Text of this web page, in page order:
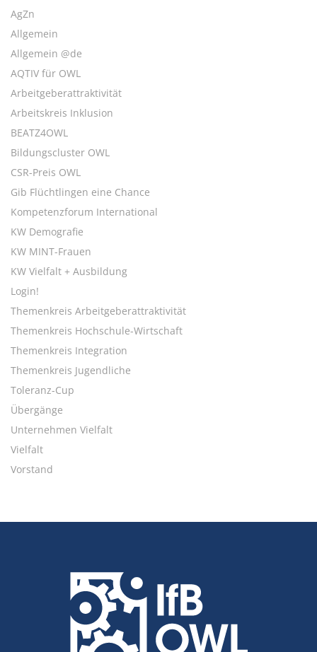
AgZn
Allgemein
Allgemein @de
AQTIV für OWL
Arbeitgeberattraktivität
Arbeitskreis Inklusion
BEATZ4OWL
Bildungscluster OWL
CSR-Preis OWL
Gib Flüchtlingen eine Chance
Kompetenzforum International
KW Demografie
KW MINT-Frauen
KW Vielfalt + Ausbildung
Login!
Themenkreis Arbeitgeberattraktivität
Themenkreis Hochschule-Wirtschaft
Themenkreis Integration
Themenkreis Jugendliche
Toleranz-Cup
Übergänge
Unternehmen Vielfalt
Vielfalt
Vorstand